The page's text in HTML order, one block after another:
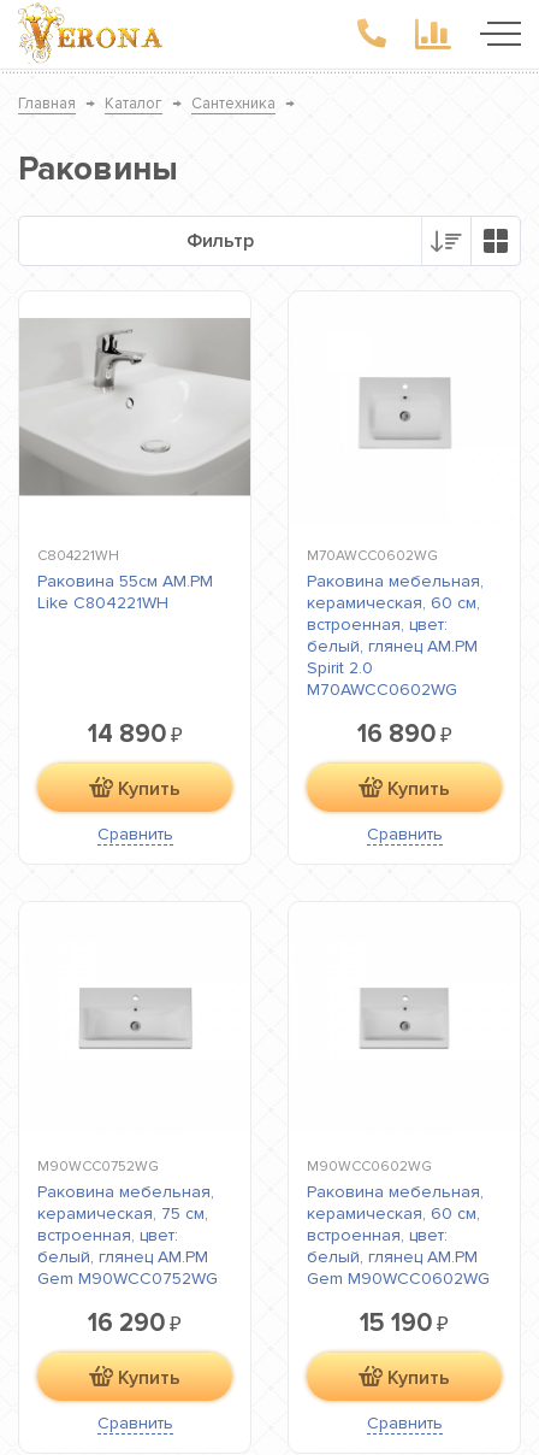
Главная → Каталог → Сантехника →
Раковины
Фильтр
C804221WH
Раковина 55см AM.PM
Like C804221WH
14 890₽
Купить
Сравнить
M70AWCC0602WG
Раковина мебельная,
керамическая, 60 см,
встроенная, цвет:
белый, глянец AM.PM
Spirit 2.0
M70AWCC0602WG
16 890₽
Купить
Сравнить
M90WCC0752WG
Раковина мебельная,
керамическая, 75 см,
встроенная, цвет:
белый, глянец AM.PM
Gem M90WCC0752WG
16 290 ₽
Купить
Сравнить
M90WCC0602WG
Раковина мебельная,
керамическая, 60 см,
встроенная, цвет:
белый, глянец AM.PM
Gem M90WCC0602WG
15 190 ₽
Купить
Сравнить